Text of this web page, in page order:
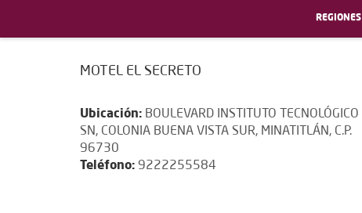
REGIONES
MOTEL EL SECRETO
Ubicación: BOULEVARD INSTITUTO TECNOLÓGICO
SN, COLONIA BUENA VISTA SUR, MINATITLÁN, C.P.
96730
Teléfono: 9222255584